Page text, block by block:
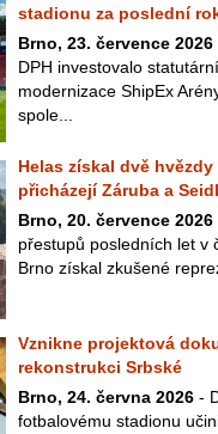
stadionu za poslední
Brno, 23. července 2026
DPH investovalo
modernizace ShipEx
spole...
Helas získal dvě
přicházejí Záruba a
Brno, 20. července 2026
přestupů posledních let v
Brno získal zkušené
Vznikne projektová
rekonstrukci Srbské
Brno, 24. června 2026 -
fotbalovému stadionu